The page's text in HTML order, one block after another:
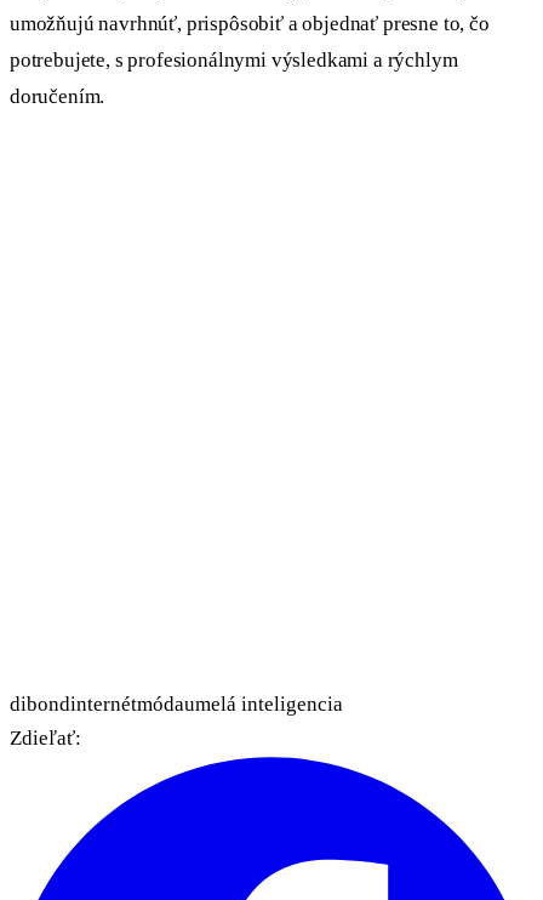
umožňujú navrhnúť, prispôsobiť a objednať presne to, čo
potrebujete, s profesionálnymi výsledkami a rýchlym
doručením.
dibondinternétmódaumelá inteligencia
Zdieľať: